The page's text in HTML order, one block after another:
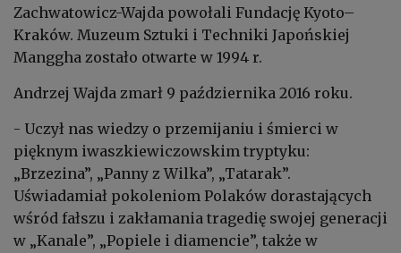
Zachwatowicz-Wajda powołali Fundację Kyoto–
Kraków. Muzeum Sztuki i Techniki Japońskiej
Manggha zostało otwarte w 1994 r.
Andrzej Wajda zmarł 9 października 2016 roku.
- Uczył nas wiedzy o przemijaniu i śmierci w
pięknym iwaszkiewiczowskim tryptyku:
„Brzezina”, „Panny z Wilka”, „Tatarak”.
Uświadamiał pokoleniom Polaków dorastających
wśród fałszu i zakłamania tragedię swojej generacji
w „Kanale”, „Popiele i diamencie”, także w